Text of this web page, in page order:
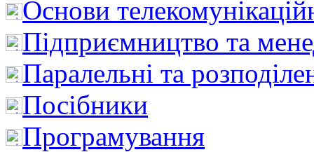
Основи
Підприємництво та
Паралельні та
Посібники
Програмування